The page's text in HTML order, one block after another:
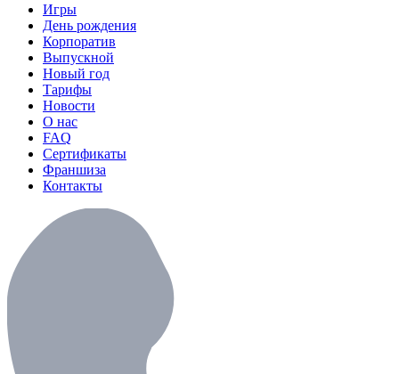
Игры
День рождения
Корпоратив
Выпускной
Новый год
Тарифы
Новости
О нас
FAQ
Сертификаты
Франшиза
Контакты